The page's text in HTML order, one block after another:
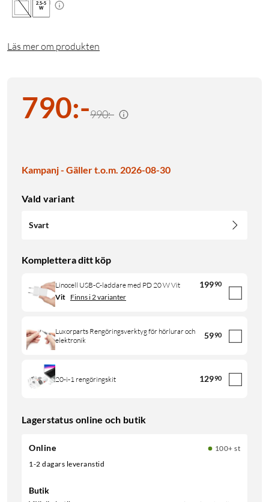
2.5-5
W
Läs mer om produkten
790:-990:-
Kampanj - Gäller t.o.m. 2026-08-30
Vald variant
Svart
Komplettera ditt köp
Linocell USB-C-laddare med PD 20 W Vit 19990
Vit Finns i 2 varianter
Luxorparts Rengöringsverktyg för hörlurar och
elektronik
5990
20-i-1 rengöringskit 12990
Lagerstatus online och butik
Online
100+ st
1-2 dagars leveranstid
Butik